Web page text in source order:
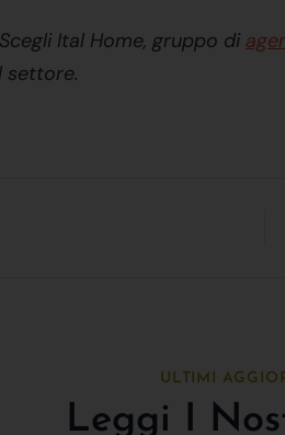
Ital Home, gruppo di
settore.
ULTIMI
Leggi I